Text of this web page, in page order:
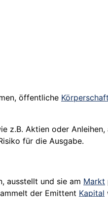
, öffentliche
z.B. Aktien oder
für die Ausgabe.
ausstellt und sie am Markt
der Emittent Kapital